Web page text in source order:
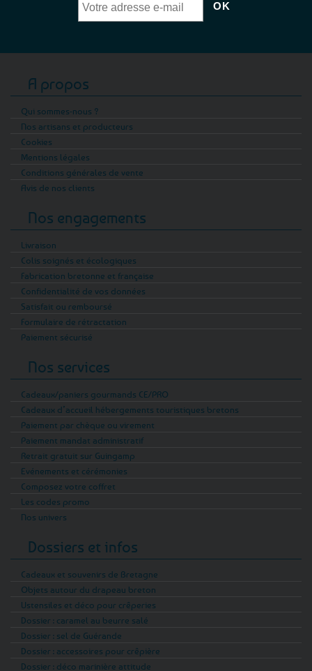
A propos
Qui sommes-nous ?
Nos artisans et producteurs
Cookies
Mentions légales
Conditions générales de vente
Avis de nos clients
Nos engagements
Livraison
Colis soignés et écologiques
Fabrication bretonne et française
Confidentialité de vos données
Satisfait ou remboursé
Formulaire de rétractation
Paiement sécurisé
Nos services
Cadeaux/paniers gourmands CE/PRO
Cadeaux d’accueil hébergements touristiques bretons
Paiement par chèque ou virement
Paiement mandat administratif
Retrait gratuit sur Guingamp
Evénements et cérémonies
Composez votre coffret
Les codes promo
Nos univers
Dossiers et infos
Cadeaux et souvenirs de Bretagne
Objets autour du drapeau breton
Ustensiles et déco pour crêperies
Dossier : caramel au beurre salé
Dossier : sel de Guérande
Dossier : accessoires pour crêpière
Dossier : déco marinière attitude